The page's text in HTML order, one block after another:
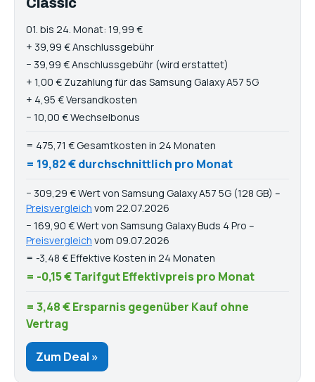
Classic
01. bis 24. Monat: 19,99 €
+ 39,99 € Anschlussgebühr
− 39,99 € Anschlussgebühr (wird erstattet)
+ 1,00 € Zuzahlung für das Samsung Galaxy A57 5G
+ 4,95 € Versandkosten
− 10,00 € Wechselbonus
= 475,71 € Gesamtkosten in 24 Monaten
= 19,82 € durchschnittlich pro Monat
− 309,29 € Wert von Samsung Galaxy A57 5G (128 GB) –
Preisvergleich vom 22.07.2026
− 169,90 € Wert von Samsung Galaxy Buds 4 Pro –
Preisvergleich vom 09.07.2026
= -3,48 € Effektive Kosten in 24 Monaten
= -0,15 € Tarifgut Effektivpreis pro Monat
= 3,48 € Ersparnis gegenüber Kauf ohne
Vertrag
Zum Deal »